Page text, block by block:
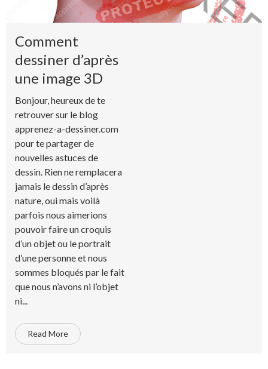
Comment
dessiner d’après
une image 3D
Bonjour, heureux de te
retrouver sur le blog
apprenez-a-dessiner.com
pour te partager de
nouvelles astuces de
dessin. Rien ne remplacera
jamais le dessin d’après
nature, oui mais voilà
parfois nous aimerions
pouvoir faire un croquis
d’un objet ou le portrait
d’une personne et nous
sommes bloqués par le fait
que nous n’avons ni l’objet
ni...
Read More